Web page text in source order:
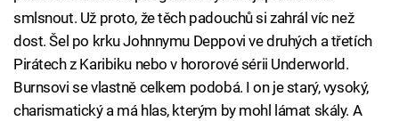
smlsnout. Už proto, že těch padouchů si zahrál víc než
dost. Šel po krku Johnnymu Deppovi ve druhých a třetích
Pirátech z Karibiku nebo v hororové sérii Underworld.
Burnsovi se vlastně celkem podobá. I on je starý, vysoký,
charismatický a má hlas, kterým by mohl lámat skály. A